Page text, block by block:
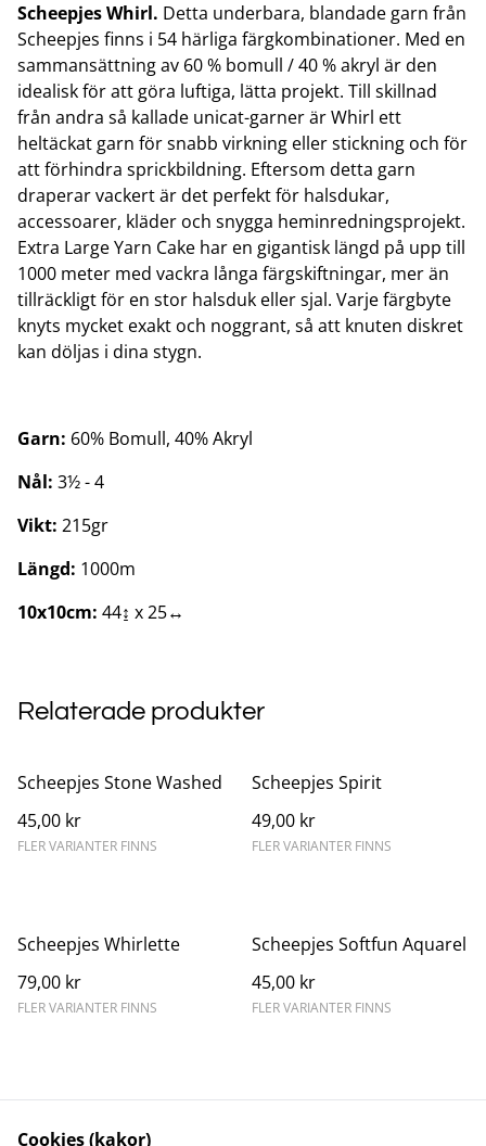
Scheepjes Whirl. Detta underbara, blandade garn från
Scheepjes finns i 54 härliga färgkombinationer. Med en
sammansättning av 60 % bomull / 40 % akryl är den
idealisk för att göra luftiga, lätta projekt. Till skillnad
från andra så kallade unicat-garner är Whirl ett
heltäckat garn för snabb virkning eller stickning och för
att förhindra sprickbildning. Eftersom detta garn
draperar vackert är det perfekt för halsdukar,
accessoarer, kläder och snygga heminredningsprojekt.
Extra Large Yarn Cake har en gigantisk längd på upp till
1000 meter med vackra långa färgskiftningar, mer än
tillräckligt för en stor halsduk eller sjal. Varje färgbyte
knyts mycket exakt och noggrant, så att knuten diskret
kan döljas i dina stygn.
Garn: 60% Bomull, 40% Akryl
Nål: 3½ - 4
Vikt: 215gr
Längd: 1000m
10x10cm: 44↨ x 25↔
Relaterade produkter
Scheepjes Stone Washed
45,00 kr
FLER VARIANTER FINNS
Scheepjes Spirit
49,00 kr
FLER VARIANTER FINNS
Scheepjes Whirlette
79,00 kr
FLER VARIANTER FINNS
Scheepjes Softfun Aquarel
45,00 kr
FLER VARIANTER FINNS
Cookies (kakor)